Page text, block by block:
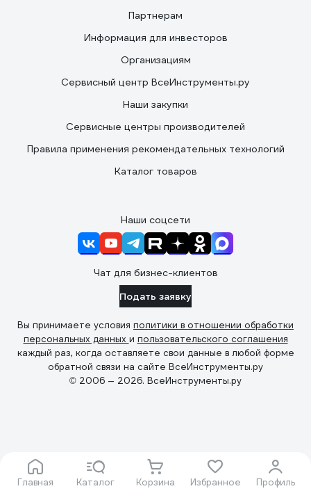
Главная Каталог Корзина Избранное Профиль
Партнерам
Информация для инвесторов
Организациям
Сервисный центр ВсеИнструменты.ру
Наши закупки
Сервисные центры производителей
Правила применения рекомендательных технологий
Каталог товаров
Наши соцсети
Чат для бизнес-клиентов
Подать заявку
Вы принимаете условия политики в отношении обработки
персональных данных и пользовательского соглашения
каждый раз, когда оставляете свои данные в любой форме
обратной связи на сайте ВсеИнструменты.ру
© 2006 — 2026. ВсеИнструменты.ру